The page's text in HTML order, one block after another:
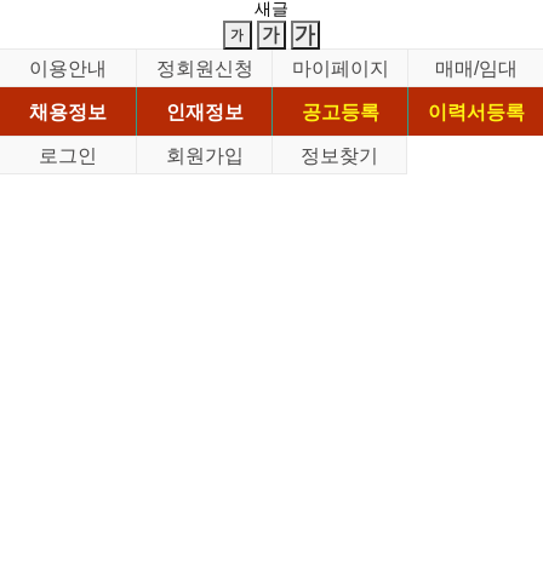
새글
이용안내 정회원신청 마이페이지
매매/임대
채용정보
인재정보 공고등록
이력서등록
로그인
회원가입 정보찾기